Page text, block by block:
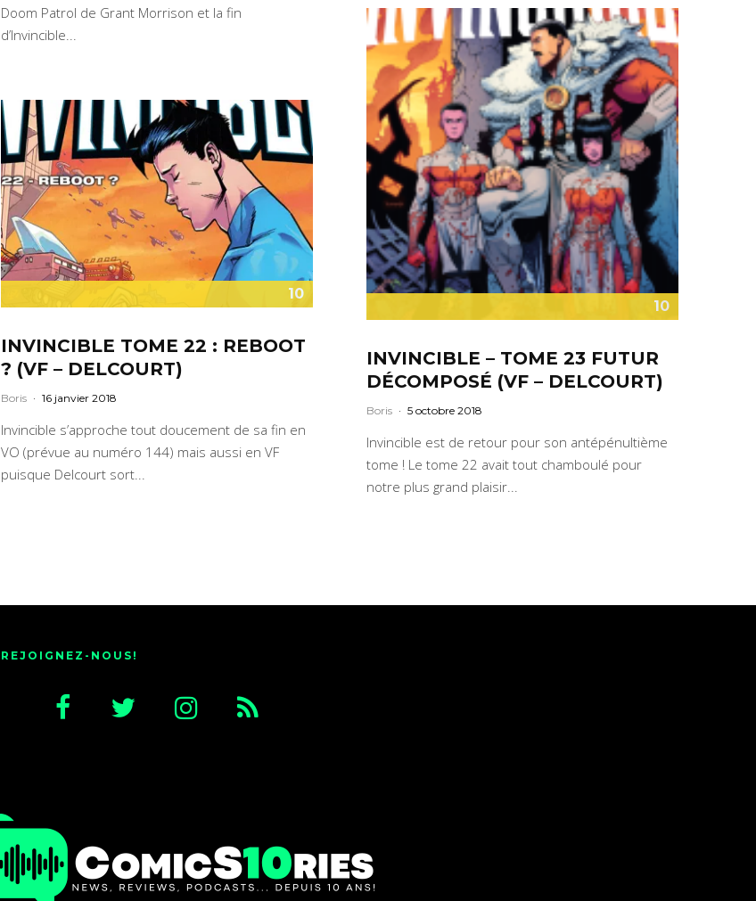
Doom Patrol de Grant Morrison et la fin
d’Invincible...
10
INVINCIBLE – TOME 23 FUTUR
DÉCOMPOSÉ (VF – DELCOURT)
Boris · 5 octobre 2018
Invincible est de retour pour son antépénultième
tome ! Le tome 22 avait tout chamboulé pour
notre plus grand plaisir...
10
INVINCIBLE TOME 22 : REBOOT
? (VF – DELCOURT)
Boris · 16 janvier 2018
Invincible s’approche tout doucement de sa fin en
VO (prévue au numéro 144) mais aussi en VF
puisque Delcourt sort...
REJOIGNEZ-NOUS!